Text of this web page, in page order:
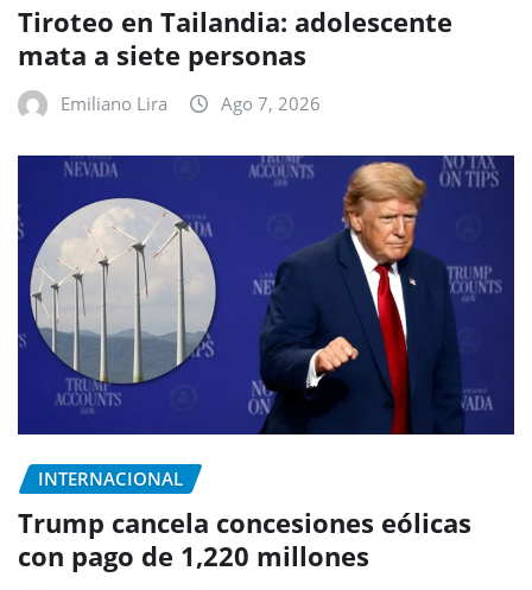
Tiroteo en Tailandia: adolescente
mata a siete personas
Emiliano Lira Ago 7, 2026
INTERNACIONAL
Trump cancela concesiones eólicas
con pago de 1,220 millones